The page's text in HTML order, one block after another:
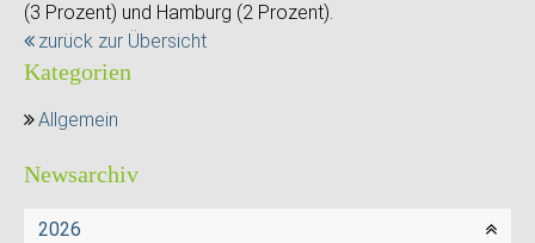
(3 Prozent) und Hamburg (2 Prozent).
zurück zur Übersicht
Kategorien
Allgemein
Newsarchiv
2026